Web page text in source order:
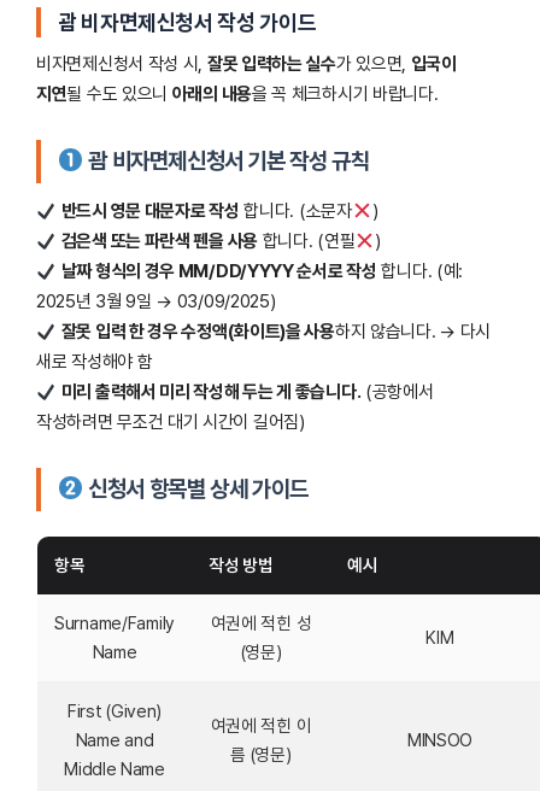
괌 비자면제신청서 작성 가이드
비자면제신청서 작성 시, 잘못 입력하는 실수가 있으면, 입국이
지연될 수도 있으니 아래의 내용을 꼭 체크하시기 바랍니다.
괌 비자면제신청서 기본 작성 규칙
반드시 영문 대문자로 작성 합니다. (소문자
)
검은색 또는 파란색 펜을 사용 합니다. (연필
)
날짜 형식의 경우 MM/DD/YYYY 순서로 작성 합니다. (예:
2025년 3월 9일 → 03/09/2025)
잘못 입력 한 경우 수정액(화이트)을 사용하지 않습니다. → 다시
새로 작성해야 함
미리 출력해서 미리 작성해 두는 게 좋습니다. (공항에서
작성하려면 무조건 대기 시간이 길어짐)
신청서 항목별 상세 가이드
항목 작성 방법 예시
Surname/Family
Name
여권에 적힌 성
(영문)
KIM
First (Given)
Name and
Middle Name
여권에 적힌 이
름 (영문)
MINSOO